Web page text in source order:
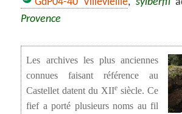
Provence
Les archives les plus anciennes
connues faisant référence au
Castellet datent du XIIe siècle. Ce
fief a porté plusieurs noms au fil